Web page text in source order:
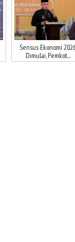
Sensus Ekonomi
Dimulai, Pemkot...